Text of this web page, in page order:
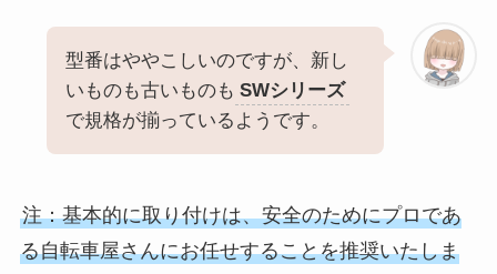
型番はややこしいのですが、新し
いものも古いものも SWシリーズ
で規格が揃っているようです。
注：基本的に取り付けは、安全のためにプロであ
る自転車屋さんにお任せすることを推奨いたしま